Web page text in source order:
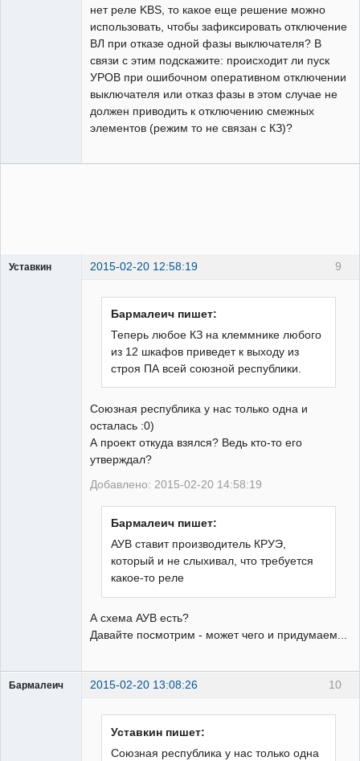
нет реле KBS, то какое еще решение можно
использовать, чтобы зафиксировать отключение
ВЛ при отказе одной фазы выключателя? В
связи с этим подскажите: происходит ли пуск
УРОВ при ошибочном оперативном отключении
выключателя или отказ фазы в этом случае не
должен приводить к отключению смежных
элементов (режим то не связан с КЗ)?
9
Уставкин 2015-02-20 12:58:19
Бармалеич пишет:
Теперь любое КЗ на клеммнике любого
из 12 шкафов приведет к выходу из
строя ПА всей союзной республики.
Союзная республика у нас только одна и
осталась :0)
А проект откуда взялся? Ведь кто-то его
утверждал?
Добавлено: 2015-02-20 14:58:19
Бармалеич пишет:
АУВ ставит производитель КРУЭ,
который и не слыхивал, что требуется
какое-то реле
А схема АУВ есть?
Давайте посмотрим - может чего и придумаем...
10
Бармалеич 2015-02-20 13:08:26
Уставкин пишет:
Союзная республика у нас только одна